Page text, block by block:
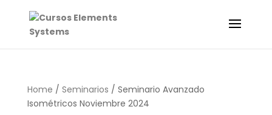
Home / Seminarios / Seminario Avanzado
Isométricos Noviembre 2024